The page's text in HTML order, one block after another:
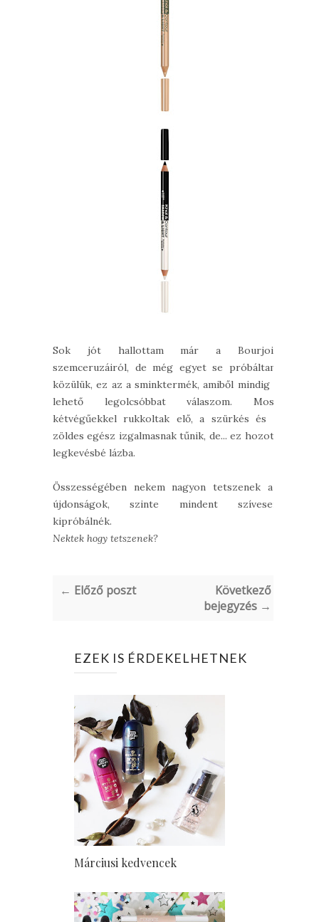
Sok jót hallottam már a Bourjois
szemceruzáiról, de még egyet se próbáltam
közülük, ez az a sminktermék, amiből mindig a
lehető legolcsóbbat válaszom. Most
kétvégűekkel rukkoltak elő, a szürkés és a
zöldes egész izgalmasnak tűnik, de... ez hozott
legkevésbé lázba.
Összességében nekem nagyon tetszenek az
újdonságok, szinte mindent szívesen
kipróbálnék.
Nektek hogy tetszenek?
← Előző poszt
Következő
bejegyzés →
EZEK IS ÉRDEKELHETNEK
Márciusi kedvencek